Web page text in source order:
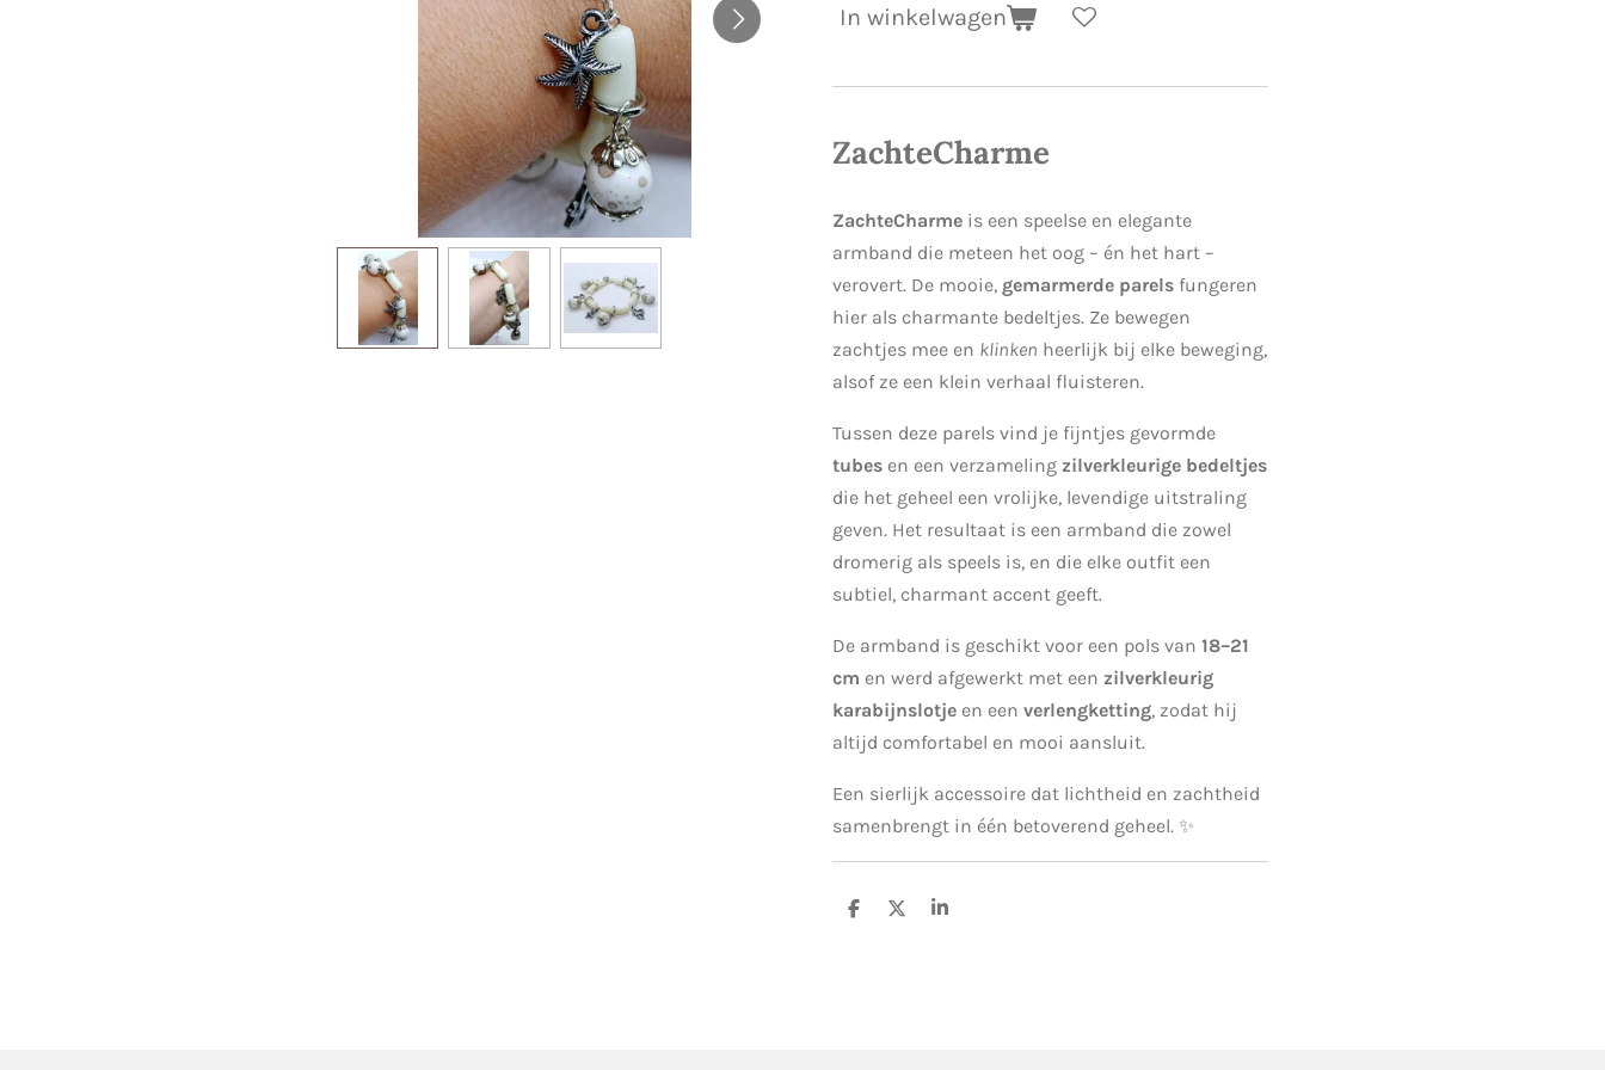
In winkelwagen
ZachteCharme
ZachteCharme is een speelse en elegante
armband die meteen het oog – én het hart –
verovert. De mooie, gemarmerde parels fungeren
hier als charmante bedeltjes. Ze bewegen
zachtjes mee en klinken heerlijk bij elke beweging,
alsof ze een klein verhaal fluisteren.
Tussen deze parels vind je fijntjes gevormde
tubes en een verzameling zilverkleurige bedeltjes
die het geheel een vrolijke, levendige uitstraling
geven. Het resultaat is een armband die zowel
dromerig als speels is, en die elke outfit een
subtiel, charmant accent geeft.
De armband is geschikt voor een pols van 18–21
cm en werd afgewerkt met een zilverkleurig
karabijnslotje en een verlengketting, zodat hij
altijd comfortabel en mooi aansluit.
Een sierlijk accessoire dat lichtheid en zachtheid
samenbrengt in één betoverend geheel. ✨
D
D
S